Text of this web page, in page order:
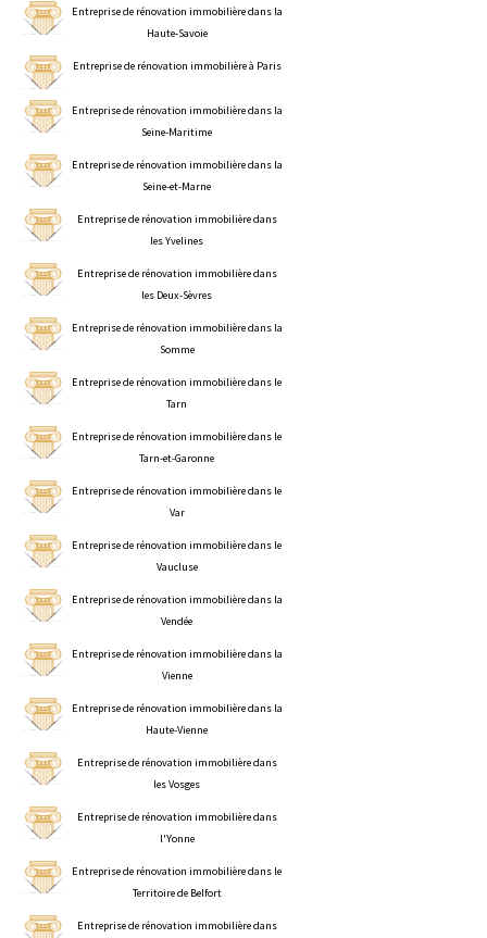
Entreprise de rénovation immobilière dans la
Haute-Savoie
Entreprise de rénovation immobilière à Paris
Entreprise de rénovation immobilière dans la
Seine-Maritime
Entreprise de rénovation immobilière dans la
Seine-et-Marne
Entreprise de rénovation immobilière dans
les Yvelines
Entreprise de rénovation immobilière dans
les Deux-Sèvres
Entreprise de rénovation immobilière dans la
Somme
Entreprise de rénovation immobilière dans le
Tarn
Entreprise de rénovation immobilière dans le
Tarn-et-Garonne
Entreprise de rénovation immobilière dans le
Var
Entreprise de rénovation immobilière dans le
Vaucluse
Entreprise de rénovation immobilière dans la
Vendée
Entreprise de rénovation immobilière dans la
Vienne
Entreprise de rénovation immobilière dans la
Haute-Vienne
Entreprise de rénovation immobilière dans
les Vosges
Entreprise de rénovation immobilière dans
l'Yonne
Entreprise de rénovation immobilière dans le
Territoire de Belfort
Entreprise de rénovation immobilière dans